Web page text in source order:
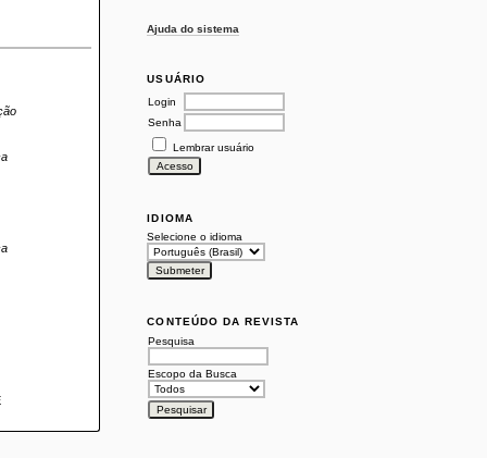
Ajuda do sistema
USUÁRIO
Login
Senha
Lembrar usuário
IDIOMA
Selecione o idioma
CONTEÚDO DA REVISTA
Pesquisa
Escopo da Busca